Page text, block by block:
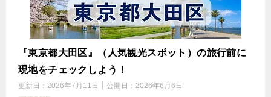
『東京都大田区』（人気観光スポット）の旅行前に
現地をチェックしよう！
更新日： 2026年7月11日 公開日： 2026年6月6日